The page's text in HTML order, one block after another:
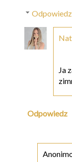
Ja
Odpowiedz